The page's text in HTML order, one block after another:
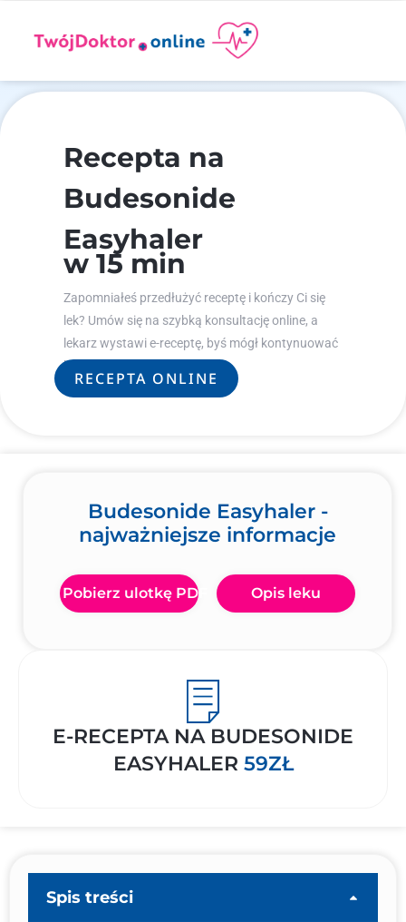
Recepta na
Budesonide
Easyhaler
w 15 min
Zapomniałeś przedłużyć receptę i kończy Ci się
lek? Umów się na szybką konsultację online, a
lekarz wystawi e-receptę, byś mógł kontynuować
leczenie.
RECEPTA ONLINE
Budesonide Easyhaler -
najważniejsze informacje
Pobierz ulotkę PDF Opis leku
E-RECEPTA NA BUDESONIDE
EASYHALER 59ZŁ
Spis treści